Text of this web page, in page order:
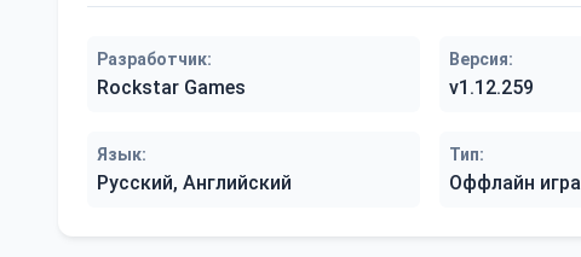
Разработчик:
Rockstar Games
Версия:
v1.12.259
Язык:
Русский, Английский
Тип:
Оффлайн игра